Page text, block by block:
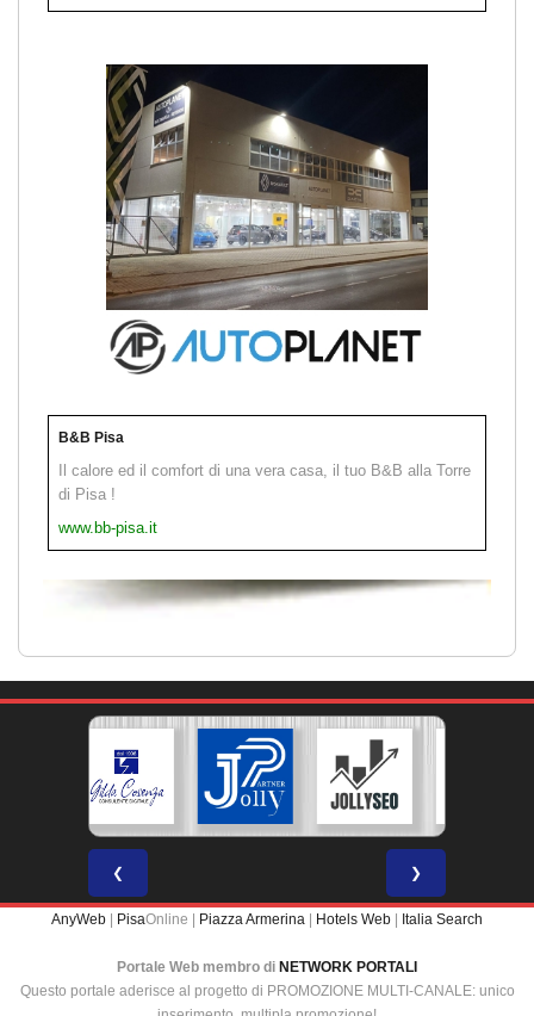
B&B Pisa
Il calore ed il comfort di una vera casa, il tuo B&B alla Torre
di Pisa !
www.bb-pisa.it
❮ ❯
AnyWeb PisaOnline | Piazza Armerina Hotels Web Italia Search
Portale Web membro di NETWORK PORTALI
Questo portale aderisce al progetto di PROMOZIONE MULTI-CANALE: unico